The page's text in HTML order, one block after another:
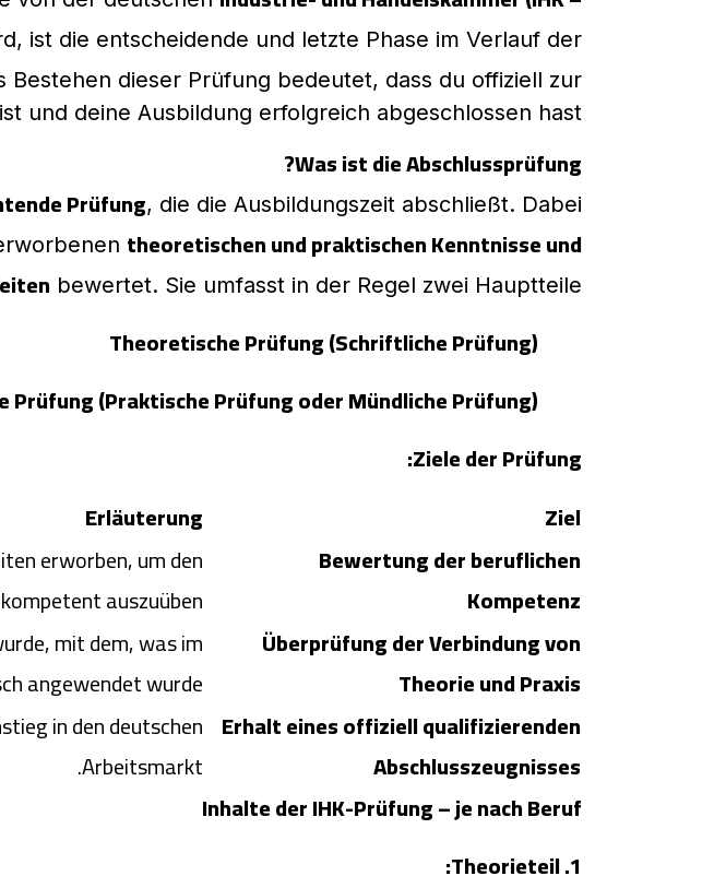
ist die entscheidende und letzte Phase im Verlauf der
Bestehen dieser Prüfung bedeutet, dass du offiziell zur
und deine Ausbildung erfolgreich abgeschlossen hast.
Was ist die Abschlussprüfung?
Prüfung, die die Ausbildungszeit abschließt. Dabei
theoretischen und praktischen Kenntnisse und
bewertet. Sie umfasst in der Regel zwei Hauptteile:
Theoretische Prüfung (Schriftliche Prüfung)
Prüfung (Praktische Prüfung oder Mündliche Prüfung)
Ziele der Prüfung:
Ziel
Erläuterung
Bewertung der beruflichen
Kompetenz
erworben, um den
auszuüben?
Überprüfung der Verbindung von
Theorie und Praxis
mit dem, was im
angewendet wurde.
Erhalt eines offiziell qualifizierenden
Abschlusszeugnisses
in den deutschen
Arbeitsmarkt.
Inhalte der IHK-Prüfung – je nach Beruf
1. Theorieteil: